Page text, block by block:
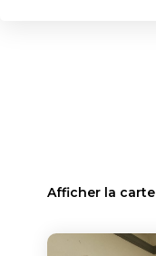
Afficher la carte